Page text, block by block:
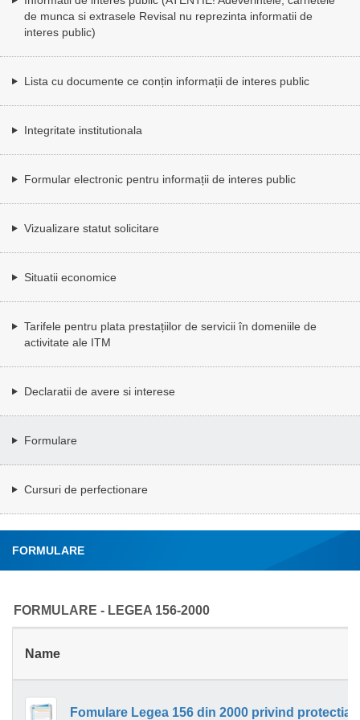
de munca si extrasele Revisal nu reprezinta informatii de
interes public)
Lista cu documente ce conțin informații de interes public
Integritate institutionala
Formular electronic pentru informații de interes public
Vizualizare statut solicitare
Situatii economice
Tarifele pentru plata prestațiilor de servicii în domeniile de
activitate ale ITM
Declaratii de avere si interese
Formulare
Cursuri de perfectionare
FORMULARE
FORMULARE - LEGEA 156-2000
Name